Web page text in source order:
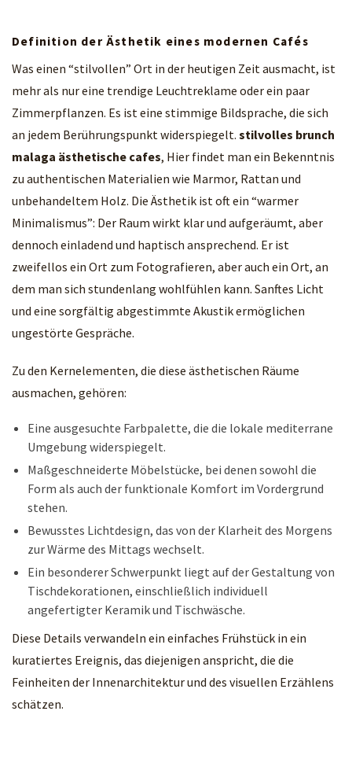
Definition der Ästhetik eines modernen Cafés
Was einen “stilvollen” Ort in der heutigen Zeit ausmacht, ist
mehr als nur eine trendige Leuchtreklame oder ein paar
Zimmerpflanzen. Es ist eine stimmige Bildsprache, die sich
an jedem Berührungspunkt widerspiegelt. stilvolles brunch
malaga ästhetische cafes, Hier findet man ein Bekenntnis
zu authentischen Materialien wie Marmor, Rattan und
unbehandeltem Holz. Die Ästhetik ist oft ein “warmer
Minimalismus”: Der Raum wirkt klar und aufgeräumt, aber
dennoch einladend und haptisch ansprechend. Er ist
zweifellos ein Ort zum Fotografieren, aber auch ein Ort, an
dem man sich stundenlang wohlfühlen kann. Sanftes Licht
und eine sorgfältig abgestimmte Akustik ermöglichen
ungestörte Gespräche.
Zu den Kernelementen, die diese ästhetischen Räume
ausmachen, gehören:
Eine ausgesuchte Farbpalette, die die lokale mediterrane
Umgebung widerspiegelt.
Maßgeschneiderte Möbelstücke, bei denen sowohl die
Form als auch der funktionale Komfort im Vordergrund
stehen.
Bewusstes Lichtdesign, das von der Klarheit des Morgens
zur Wärme des Mittags wechselt.
Ein besonderer Schwerpunkt liegt auf der Gestaltung von
Tischdekorationen, einschließlich individuell
angefertigter Keramik und Tischwäsche.
Diese Details verwandeln ein einfaches Frühstück in ein
kuratiertes Ereignis, das diejenigen anspricht, die die
Feinheiten der Innenarchitektur und des visuellen Erzählens
schätzen.